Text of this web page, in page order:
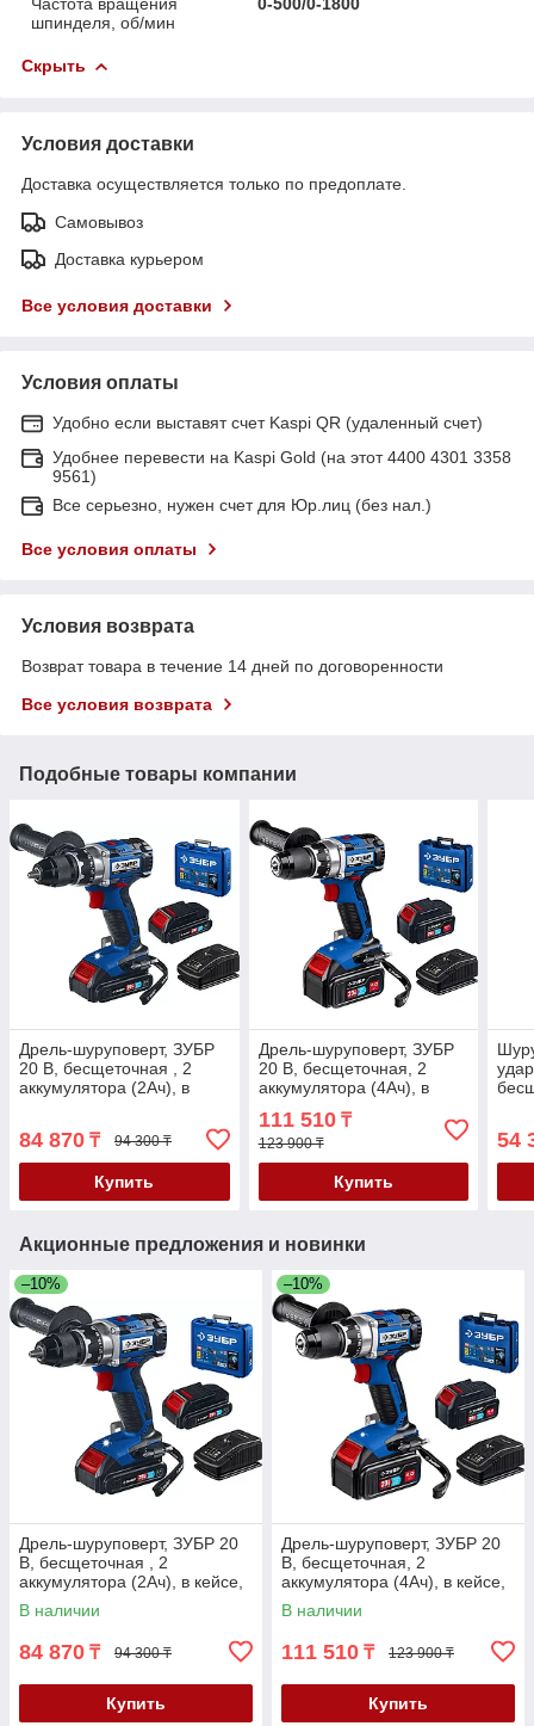
шпинделя, об/мин
Скрыть
Условия доставки
Доставка осуществляется только по предоплате.
Самовывоз
Доставка курьером
Все условия доставки
Условия оплаты
Удобно если выставят счет Kaspi QR (удаленный счет)
Удобнее перевести на Kaspi Gold (на этот 4400 4301 3358
9561)
Все серьезно, нужен счет для Юр.лиц (без нал.)
Все условия оплаты
Условия возврата
Возврат товара в течение 14 дней по договоренности
Все условия возврата
Подобные товары компании
Дрель-шуруповерт, ЗУБР
20 В, бесщеточная , 2
аккумулятора (2Ач), в
"Профессионал" (DB-201-
22)
84 870 ₸ 94 300 ₸
Купить
Дрель-шуруповерт, ЗУБР
20 В, бесщеточная, 2
аккумулятора (4Ач), в
кейсе, серия
"Профессионал" (DB-201-
42)
111 510₸
123 900 ₸
Купить
54
Акционные предложения и новинки
–10%
Дрель-шуруповерт, ЗУБР 20
В, бесщеточная , 2
аккумулятора (2Ач), в кейсе,
серия "Профессионал" (DB-
201-22)
В наличии
84 870 ₸ 94 300 ₸
Купить
–10%
Дрель-шуруповерт, ЗУБР 20
В, бесщеточная, 2
аккумулятора (4Ач), в кейсе,
серия "Профессионал" (DB-
201-42)
В наличии
111 510 ₸ 123 900 ₸
Купить